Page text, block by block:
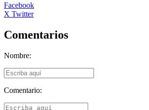
Facebook
X Twitter
Comentarios
Nombre:
Comentario: